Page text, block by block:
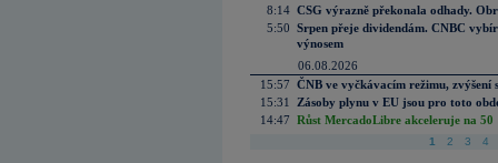
8:14 CSG výrazně překonala odhady.
5:50 Srpen přeje dividendám. CNBC
výnosem
06.08.2026
15:57 ČNB ve vyčkávacím režimu, zvýšení
15:31
Zásoby plynu v EU jsou pro toto
14:47 Růst MercadoLibre akceleruje na
1 2 3 4